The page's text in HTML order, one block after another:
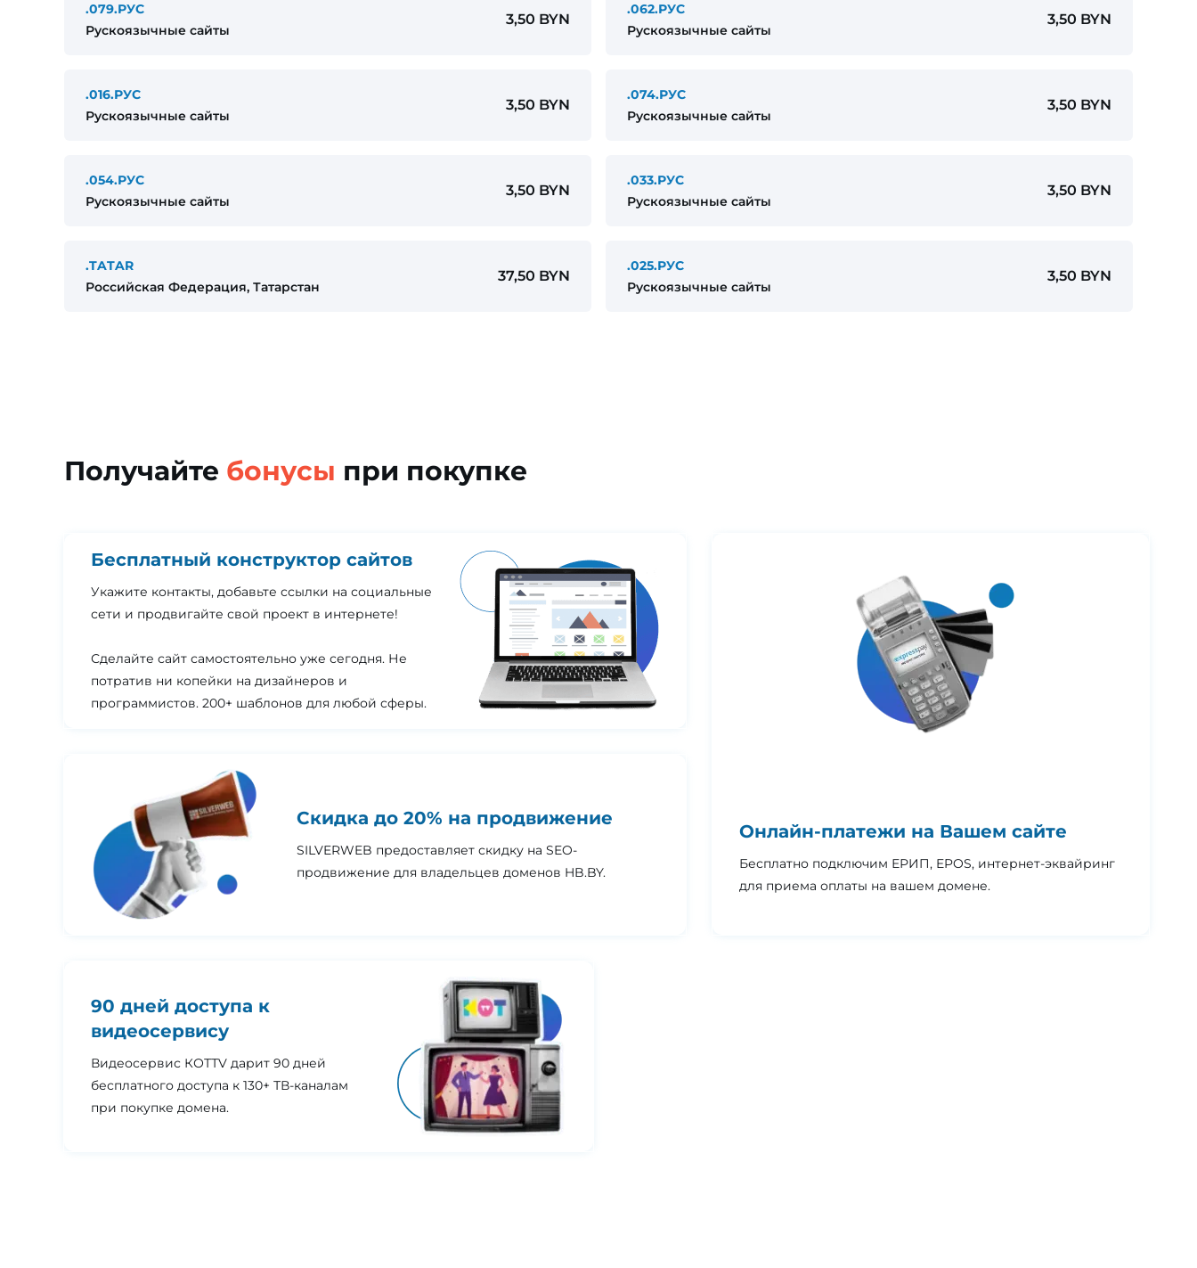
.079.РУС
Рускоязычные сайты
3,50 BYN
.062.РУС
Рускоязычные сайты
3,50 BYN
.016.РУС
Рускоязычные сайты
3,50 BYN
.074.РУС
Рускоязычные сайты
3,50 BYN
.054.РУС
Рускоязычные сайты
3,50 BYN
.033.РУС
Рускоязычные сайты
3,50 BYN
.TATAR
Российская Федерация, Татарстан
37,50 BYN
.025.РУС
Рускоязычные сайты
3,50 BYN
Получайте бонусы при покупке
Бесплатный конструктор сайтов
Укажите контакты, добавьте ссылки на социальные
сети и продвигайте свой проект в интернете!
Сделайте сайт самостоятельно уже сегодня. Не
потратив ни копейки на дизайнеров и
программистов. 200+ шаблонов для любой сферы.
Онлайн-платежи на Вашем сайте
Бесплатно подключим ЕРИП, EPOS, интернет-эквайринг
для приема оплаты на вашем домене.
Скидка до 20% на продвижение
SILVERWEB предоставляет скидку на SEO-
продвижение для владельцев доменов HB.BY.
90 дней доступа к
видеосервису
Видеосервис КОТТV дарит 90 дней
бесплатного доступа к 130+ ТВ-каналам
при покупке домена.